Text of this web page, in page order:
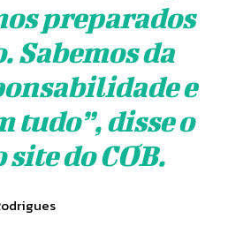
preparados
Sabemos da
e
tudo”, disse o
do COB.